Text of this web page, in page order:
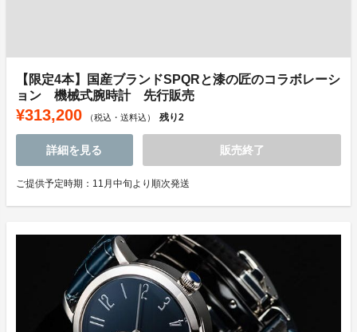
【限定4本】国産ブランドSPQRと漆の匠のコラボレーシ
ョン 機械式腕時計 先行販売
¥313,200 （税込・送料込） 残り2
詳細を見る 販売終了
ご提供予定時期：11月中旬より順次発送